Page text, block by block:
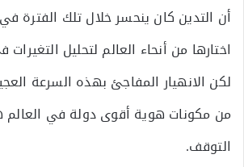
اختارها من أنحاء العالم لتحليل
لكن الانهيار المفاجئ بهذه السرعة
من مكونات هوية أقوى دولة في
التوقف.